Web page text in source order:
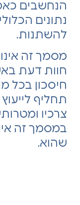
הנחשבים
נתונים
להשתנות.
מסמך זה
חוות דעת
חיסכון בכל
תחליף
צרכיו
במסמך זה
שהוא.